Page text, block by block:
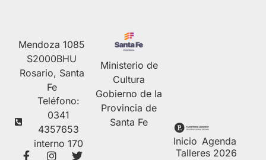
Inicio Agenda
Talleres 2026
Mendoza 1085
S2000BHU
Rosario, Santa
Fe
Teléfono:
0341
4357653
interno 170
Ministerio de
Cultura
Gobierno de la
Provincia de
Santa Fe